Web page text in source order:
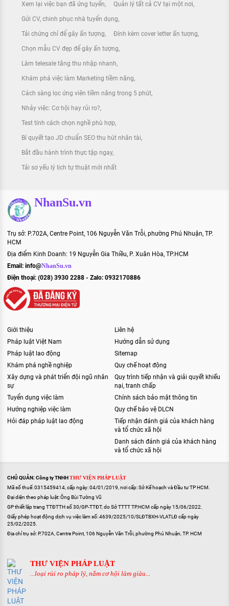
Xem lại việc bạn đã ứng tuyển Quản lý tất cả CV tại một nơi
Gửi CV, chinh phục nhà tuyển dụng
Tải chứng chỉ để gây ấn tượng Đính kèm cover letter ấn tượng
Chọn mẫu CV đẹp để gây ấn tượng
Làm telesale tăng thu nhập nhanh
Khám phá việc làm Marketing tiềm năng
Cách sàng lọc ứng viên tiềm năng trong 5 phút
Nhảy việc: Cơ hội hay rủi ro?
Test tính cách chọn nghề phù hợp
Bí quyết tạo JD chuẩn SEO thu hút nhân tài
Bắt đầu hành trình thực tập ngay
Tải sơ yếu lý lịch tự thuật mới nhất
NhanSu.vn
Trụ sở: P.702A, Centre Point, 106 Nguyễn Văn Trỗi, phường Phú Nhuận, TP.
HCM
Địa điểm Kinh Doanh: 19 Nguyễn Gia Thiều, P. Xuân Hòa, TP.HCM
Email: info@NhanSu.vn
Điện thoại: (028) 3930 2288 - Zalo: 0932170886
Giới thiệu
Pháp luật Việt Nam
Pháp luật lao động
Khám phá nghề nghiệp
Xây dựng và phát triển đội ngũ nhân
sự
Tuyển dụng việc làm
Hướng nghiệp việc làm
Hỏi đáp pháp luật lao động
Liên hệ
Hướng dẫn sử dụng
Sitemap
Quy chế hoạt động
Quy trình tiếp nhận và giải quyết khiếu
nại, tranh chấp
Chính sách bảo mật thông tin
Quy chế bảo vệ DLCN
Tiếp nhận đánh giá của khách hàng
và tổ chức xã hội
Danh sách đánh giá của khách hàng
và tổ chức xã hội
CHỦ QUẢN: Công ty TNHHTHƯ VIỆN PHÁP LUẬT
Mã số thuế: 0315459414, cấp ngày: 04/01/2019, nơi cấp: Sở Kế hoạch và Đầu tư TP HCM.
Đại diện theo pháp luật: Ông Bùi Tường Vũ
GP thiết lập trang TTĐTTH số 30/GP-TTĐT, do Sở TTTT TP.HCM cấp ngày 15/06/2022.
Giấy phép hoạt động dịch vụ việc làm số: 4639/2025/10/SLĐTBXH-VLATLĐ cấp ngày
25/02/2025.
Địa chỉ trụ sở: P.702A, Centre Point, 106 Nguyễn Văn Trỗi, phường Phú Nhuận, TP. HCM
THƯ VIỆN PHÁP LUẬT
...loại rủi ro pháp lý, nắm cơ hội làm giàu...